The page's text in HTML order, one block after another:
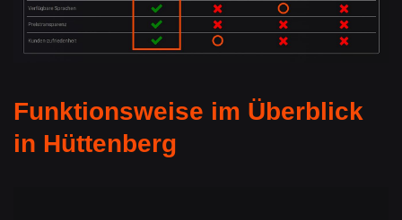
Funktionsweise im Überblick
in Hüttenberg